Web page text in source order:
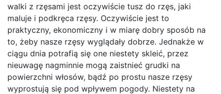
walki z rzęsami jest oczywiście tusz do rzęs, jaki
maluje i podkręca rzęsy. Oczywiście jest to
praktyczny, ekonomiczny i w miarę dobry sposób na
to, żeby nasze rzęsy wyglądały dobrze. Jednakże w
ciągu dnia potrafią się one niestety skleić, przez
nieuwagę nagminnie mogą zaistnieć grudki na
powierzchni włosów, bądź po prostu nasze rzęsy
wyprostują się pod wpływem pogody. Niestety na